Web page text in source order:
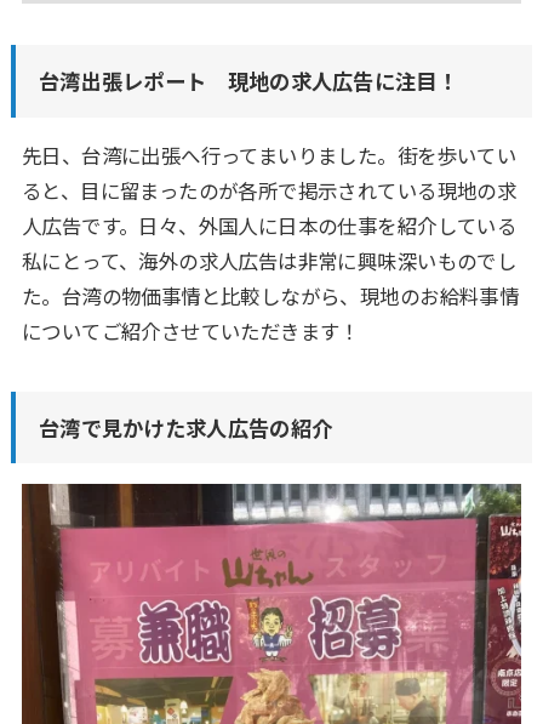
台湾出張レポート 現地の求人広告に注目！
先日、台湾に出張へ行ってまいりました。街を歩いてい
ると、目に留まったのが各所で掲示されている現地の求
人広告です。日々、外国人に日本の仕事を紹介している
私にとって、海外の求人広告は非常に興味深いものでし
た。台湾の物価事情と比較しながら、現地のお給料事情
についてご紹介させていただきます！
台湾で見かけた求人広告の紹介